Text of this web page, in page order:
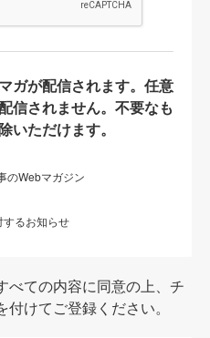
ガが配信されます。任意
信されません。不要なも
いただけます。
のWebマガジン
るお知らせ
べての内容に同意の上、チ
けてご登録ください。